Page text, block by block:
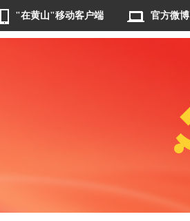
"在黄山"移动客户端 官方微博